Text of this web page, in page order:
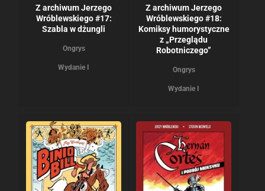
Z archiwum Jerzego
Wróblewskiego #17:
Szabla w dżungli
Ongrys
Wydanie I
Z archiwum Jerzego
Wróblewskiego #18:
Komiksy humorystyczne
z „Przeglądu
Robotniczego”
Ongrys
Wydanie I